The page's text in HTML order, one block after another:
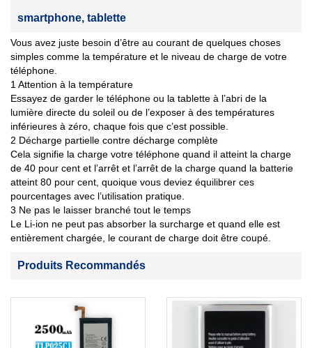
smartphone, tablette
Vous avez juste besoin d’être au courant de quelques choses
simples comme la température et le niveau de charge de votre
téléphone.
1 Attention à la température
Essayez de garder le téléphone ou la tablette à l’abri de la
lumière directe du soleil ou de l’exposer à des températures
inférieures à zéro, chaque fois que c’est possible.
2 Décharge partielle contre décharge complète
Cela signifie la charge votre téléphone quand il atteint la charge
de 40 pour cent et l’arrêt et l’arrêt de la charge quand la batterie
atteint 80 pour cent, quoique vous deviez équilibrer ces
pourcentages avec l’utilisation pratique.
3 Ne pas le laisser branché tout le temps
Le Li-ion ne peut pas absorber la surcharge et quand elle est
entièrement chargée, le courant de charge doit être coupé.
Produits Recommandés